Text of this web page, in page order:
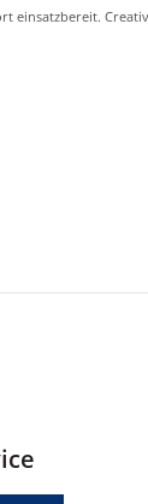
einsatzbereit.
jederzeit in